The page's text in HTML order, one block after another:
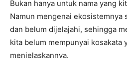
Bukan hanya untuk nama yang
Namun mengenai ekosistemnya
dan belum dijelajahi, sehingga
kita belum mempunyai kosakata
menjelaskannya.